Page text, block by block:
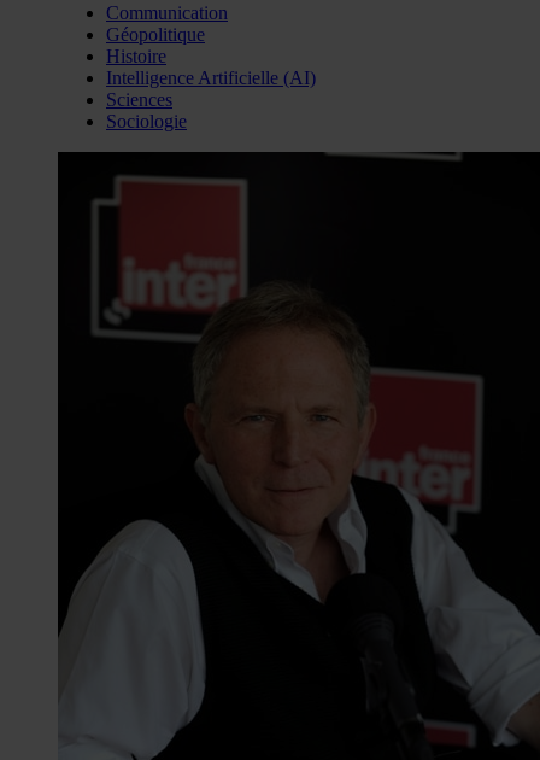
Communication
Géopolitique
Histoire
Intelligence Artificielle (AI)
Sciences
Sociologie